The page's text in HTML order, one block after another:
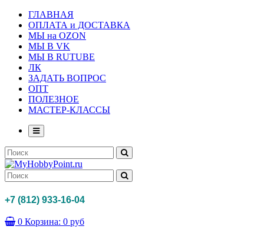
ГЛАВНАЯ
ОПЛАТА и ДОСТАВКА
МЫ на OZON
МЫ В VK
МЫ В RUTUBE
ЛК
ЗАДАТЬ ВОПРОС
ОПТ
ПОЛЕЗНОЕ
МАСТЕР-КЛАССЫ
+7 (812) 933-16-04
0 Корзина: 0 руб